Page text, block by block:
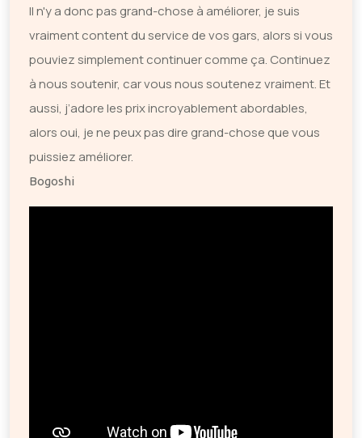
Il n'y a donc pas grand-chose à améliorer, je suis
vraiment content du service de vos gars, alors si vous
pouviez simplement continuer comme ça. Continuez
à nous soutenir, car vous nous soutenez vraiment. Et
aussi, j’adore les prix incroyablement abordables,
alors oui, je ne peux pas dire grand-chose que vous
puissiez améliorer.
Bogoshi